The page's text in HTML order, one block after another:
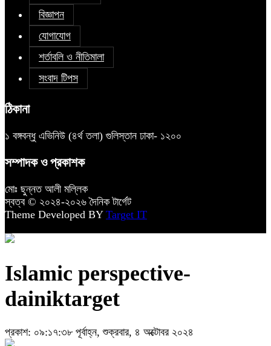
বিজ্ঞাপন
যোগাযোগ
শর্তাবলি ও নীতিমালা
সংবাদ টিপস
ঠিকানা
১ বঙ্গবন্ধু এভিনিউ (৪র্থ তলা) গুলিস্তান ঢাকা- ১২০০
সম্পাদক ও প্রকাশক
মোঃ ছুন্নত আলী মল্লিক
স্বত্ব © ২০২৪-২০২৬ দৈনিক টার্গেট
Theme Developed BY Target IT
Islamic perspective-
dainiktarget
প্রকাশ: ০৯:১৭:৩৮ পূর্বাহ্ন, শুক্রবার, ৪ অক্টোবর ২০২৪